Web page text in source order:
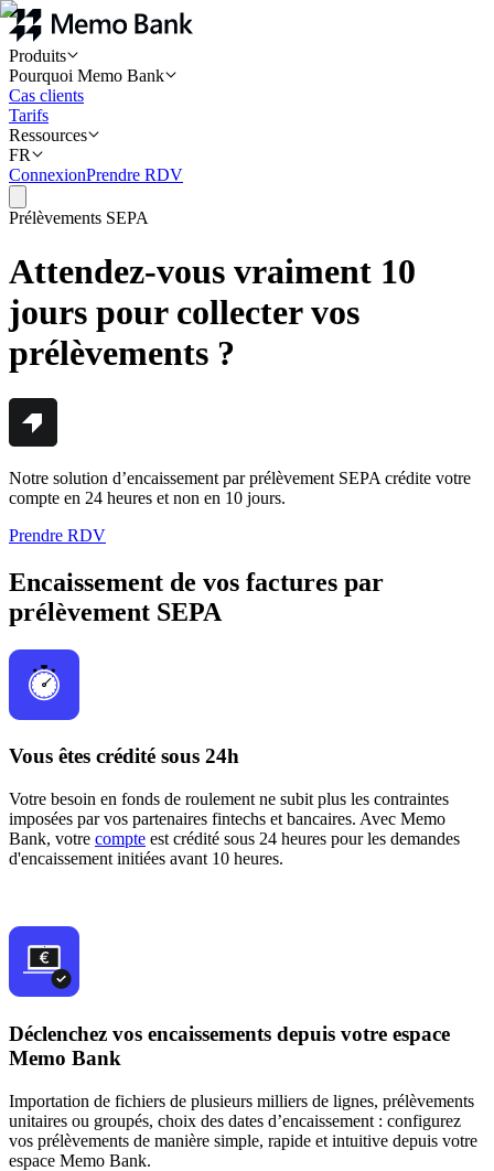
Produits
Pourquoi Memo Bank
Cas clients
Tarifs
Ressources
FR
ConnexionPrendre RDV
Prélèvements SEPA
Attendez-vous vraiment 10
jours pour collecter vos
prélèvements ?
Notre solution d’encaissement par prélèvement SEPA crédite votre
compte en 24 heures et non en 10 jours.
Prendre RDV
Encaissement de vos factures par
prélèvement SEPA
Vous êtes crédité sous 24h
Votre besoin en fonds de roulement ne subit plus les contraintes
imposées par vos partenaires fintechs et bancaires. Avec Memo
Bank, votre compte est crédité sous 24 heures pour les demandes
d'encaissement initiées avant 10 heures.
Déclenchez vos encaissements depuis votre espace
Memo Bank
Importation de fichiers de plusieurs milliers de lignes, prélèvements
unitaires ou groupés, choix des dates d’encaissement : configurez
vos prélèvements de manière simple, rapide et intuitive depuis votre
espace Memo Bank.